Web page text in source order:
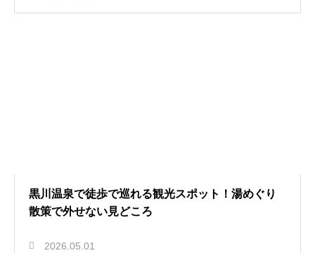
黒川温泉で徒歩で巡れる観光スポット！湯めぐり
散策で外せない見どころ
2026.05.01